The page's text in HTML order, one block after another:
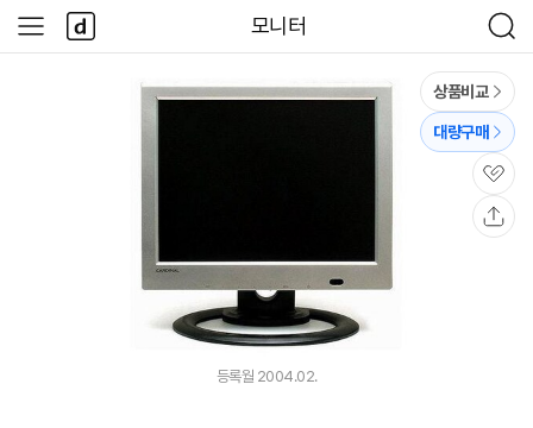
모니터
검
색
사
이
다
나
와
상품비교
대량구매
관
심
등록월 2004.02.